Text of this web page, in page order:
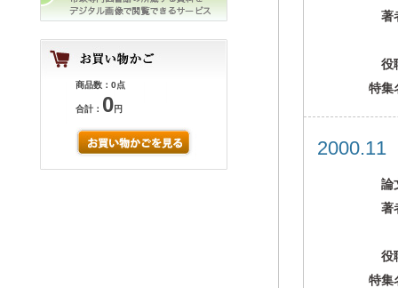
商品数：0点
合計： 0円
著
役
特集
論
著
役
特集